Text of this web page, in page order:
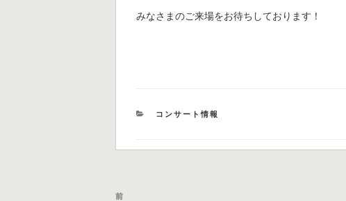
みなさまのご来場をお待ちしております！
カ
コンサート情報
投
過
前